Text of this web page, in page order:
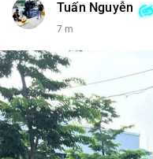
📰 Nguồn: CoinDesk
Tuấn Nguyễn
7 m